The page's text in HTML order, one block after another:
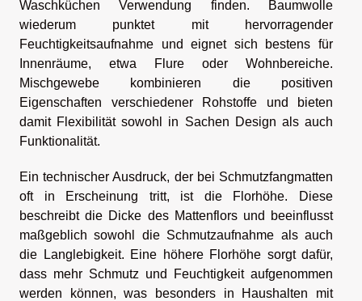
Waschküchen Verwendung finden. Baumwolle
wiederum punktet mit hervorragender
Feuchtigkeitsaufnahme und eignet sich bestens für
Innenräume, etwa Flure oder Wohnbereiche.
Mischgewebe kombinieren die positiven
Eigenschaften verschiedener Rohstoffe und bieten
damit Flexibilität sowohl in Sachen Design als auch
Funktionalität.
Ein technischer Ausdruck, der bei Schmutzfangmatten
oft in Erscheinung tritt, ist die Florhöhe. Diese
beschreibt die Dicke des Mattenflors und beeinflusst
maßgeblich sowohl die Schmutzaufnahme als auch
die Langlebigkeit. Eine höhere Florhöhe sorgt dafür,
dass mehr Schmutz und Feuchtigkeit aufgenommen
werden können, was besonders in Haushalten mit